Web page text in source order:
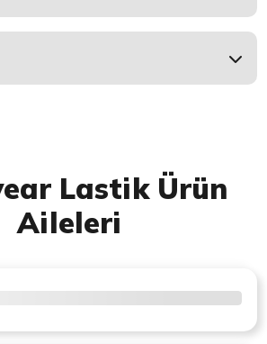
Lastik Ürün
Aileleri